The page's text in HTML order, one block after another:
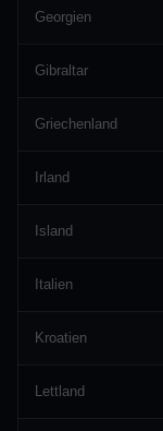
Georgien
Gibraltar
Griechenland
Irland
Island
Italien
Kroatien
Lettland